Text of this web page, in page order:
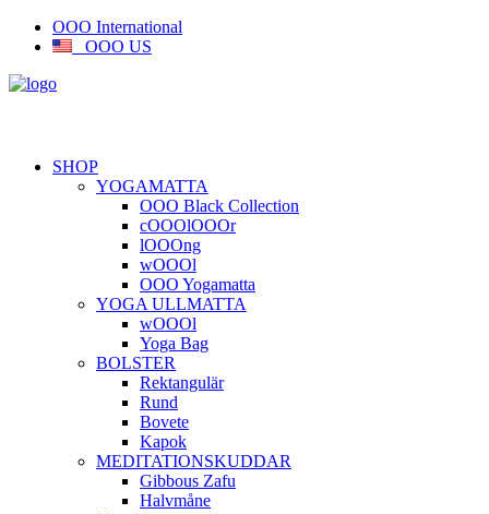
OOO International
OOO US
SHOP
YOGAMATTA
OOO Black Collection
cOOOlOOOr
lOOOng
wOOOl
OOO Yogamatta
YOGA ULLMATTA
wOOOl
Yoga Bag
BOLSTER
Rektangulär
Rund
Bovete
Kapok
MEDITATIONSKUDDAR
Gibbous Zafu
Halvmåne